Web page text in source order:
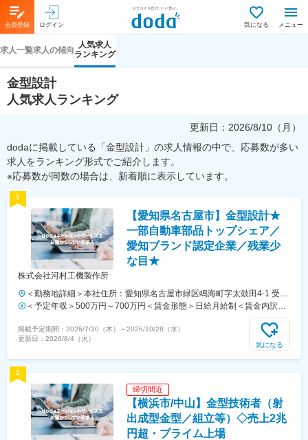
会員登録 ログイン 気になる メニュー
求人一覧求人の傾向
人気求人
ランキング
金型設計
人気求人ランキング
更新日： 2026/8/10（月）
dodaに掲載している「金型設計」の求人情報の中で、応募数が多い
求人をランキング形式でご紹介します。
※応募数が同数の場合は、新着順に表示しています。
1
【愛知県名古屋市】金型設計★
一部自動車部品トップシェア／
愛知ブランド認定企業／残業少
な目★
株式会社河村工機製作所
＜勤務地詳細＞本社住所：愛知県名古屋市緑区鳴海町字太鼓田4-1 受動
喫煙対策：屋内全面禁煙変更の範囲：会社の定める事業所
＜予定年収＞500万円～700万円＜賃金形態＞日給月給制＜賃金内訳＞
月額（基本給）：300,000円～450,000円/月20日間勤務想定＜想定月額
＞300,000円～450,000円＜昇給有無＞有＜残業手当＞有＜給与補足＞
想定年収には賞与、各種手当が含まれます。尚、経験や年齢によってこ
掲載予定期間： 2026/7/30（木） ～2026/10/28（水）
更新日： 2026/8/4（火）
気になる
1
締切間近
【横浜市/中山】金型技術者（射
出成型金型／組立等）◇売上2兆
円超・プライム上場